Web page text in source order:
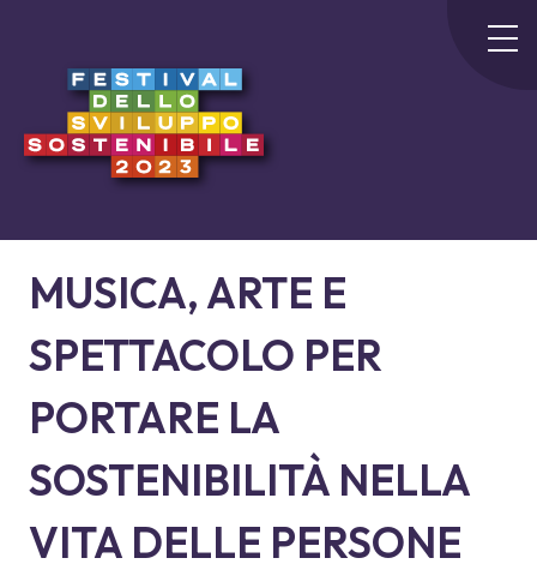
MUSICA, ARTE E
SPETTACOLO PER
PORTARE LA
SOSTENIBILITÀ NELLA
VITA DELLE PERSONE